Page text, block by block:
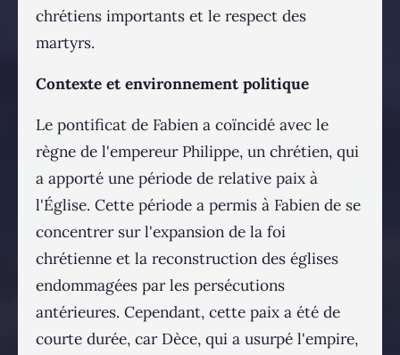
chrétiens importants et le respect des
martyrs​​.
Contexte et environnement politique
Le pontificat de Fabien a coïncidé avec le
règne de l'empereur Philippe, un chrétien, qui
a apporté une période de relative paix à
l'Église. Cette période a permis à Fabien de se
concentrer sur l'expansion de la foi
chrétienne et la reconstruction des églises
endommagées par les persécutions
antérieures. Cependant, cette paix a été de
courte durée, car Dèce, qui a usurpé l'empire,